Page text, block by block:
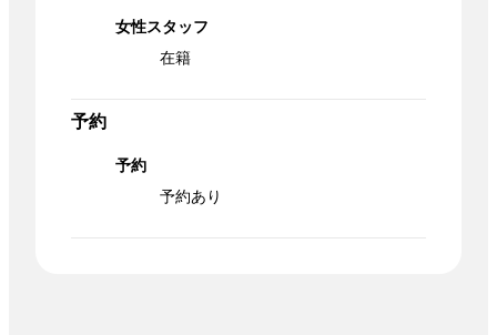
女性スタッフ
在籍
予約
予約
予約あり